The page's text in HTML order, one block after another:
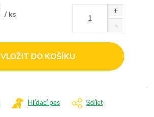
/ ks
VLOŽIT DO KOŠÍKU
Hlídací pes Sdílet